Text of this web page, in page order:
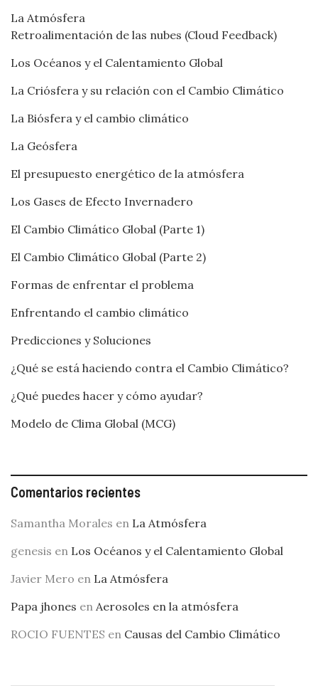
La Atmósfera
Retroalimentación de las nubes (Cloud Feedback)
Los Océanos y el Calentamiento Global
La Criósfera y su relación con el Cambio Climático
La Biósfera y el cambio climático
La Geósfera
El presupuesto energético de la atmósfera
Los Gases de Efecto Invernadero
El Cambio Climático Global (Parte 1)
El Cambio Climático Global (Parte 2)
Formas de enfrentar el problema
Enfrentando el cambio climático
Predicciones y Soluciones
¿Qué se está haciendo contra el Cambio Climático?
¿Qué puedes hacer y cómo ayudar?
Modelo de Clima Global (MCG)
Comentarios recientes
Samantha Morales en La Atmósfera
genesis en Los Océanos y el Calentamiento Global
Javier Mero en La Atmósfera
Papa jhones en Aerosoles en la atmósfera
ROCIO FUENTES en Causas del Cambio Climático